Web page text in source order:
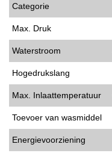
Categorie
Max. Druk
Waterstroom
Hogedrukslang
Max. Inlaattemperatuur
Toevoer van wasmiddel
Energievoorziening